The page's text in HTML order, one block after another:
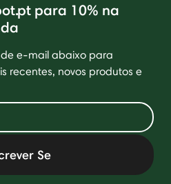
para 10% na
e-mail abaixo para
recentes, novos produtos e
Se